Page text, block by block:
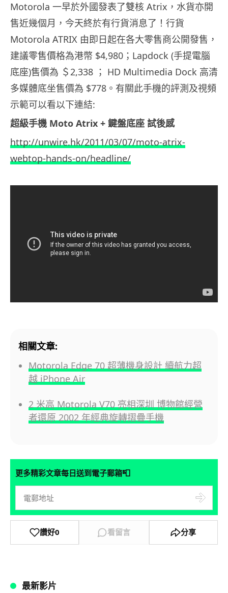
Motorola 一早於外國發表了雙核 Atrix，水貨亦開
售近幾個月，今天終於有行貨消息了！行貨
Motorola ATRIX 由即日起在各大零售商公開發售，
建議零售價格為港幣 $4,980；Lapdock (手提電腦
底座)售價為 ＄2,338 ； HD Multimedia Dock 高清
多媒體底坐售價為 $778。有關此手機的評測及視頻
示範可以看以下連結:
超級手機 Moto Atrix + 鍵盤底座 試後感
http://unwire.hk/2011/03/07/moto-atrix-
webtop-hands-on/headline/
相關文章:
Motorola Edge 70 超薄機身設計 續航力超
越 iPhone Air
2 米高 Motorola V70 亮相深圳 博物館經營
者還原 2002 年經典旋轉摺疊手機
更多精彩文章每日送到電子郵箱📮
讚好0 看留言 分享
最新影片